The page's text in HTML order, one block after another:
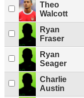
Theo
Walcott
Ryan
Fraser
Ryan
Seager
Charlie
Austin